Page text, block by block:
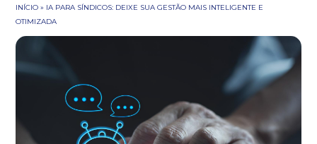
INÍCIO » IA PARA SÍNDICOS: DEIXE SUA GESTÃO MAIS INTELIGENTE E
OTIMIZADA